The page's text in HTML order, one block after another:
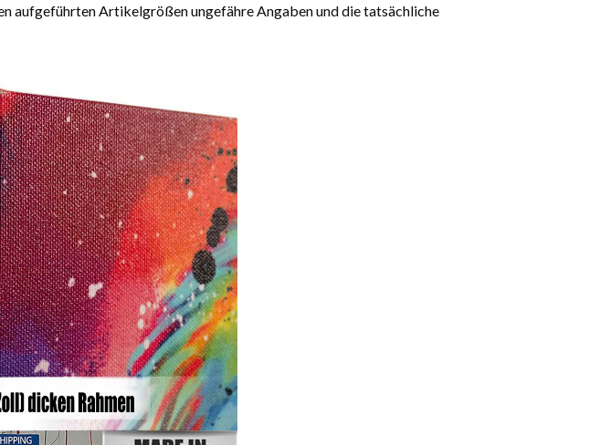
aufgeführten Artikelgrößen ungefähre Angaben und die tatsächliche